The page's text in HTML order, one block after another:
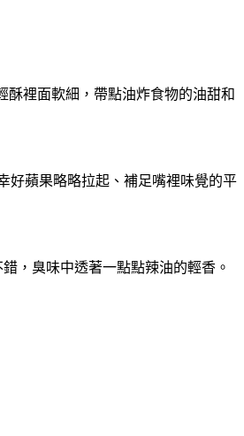
酥裡面軟細，帶點油炸食物的油甜和
好蘋果略略拉起、補足嘴裡味覺的平
，臭味中透著一點點辣油的輕香。